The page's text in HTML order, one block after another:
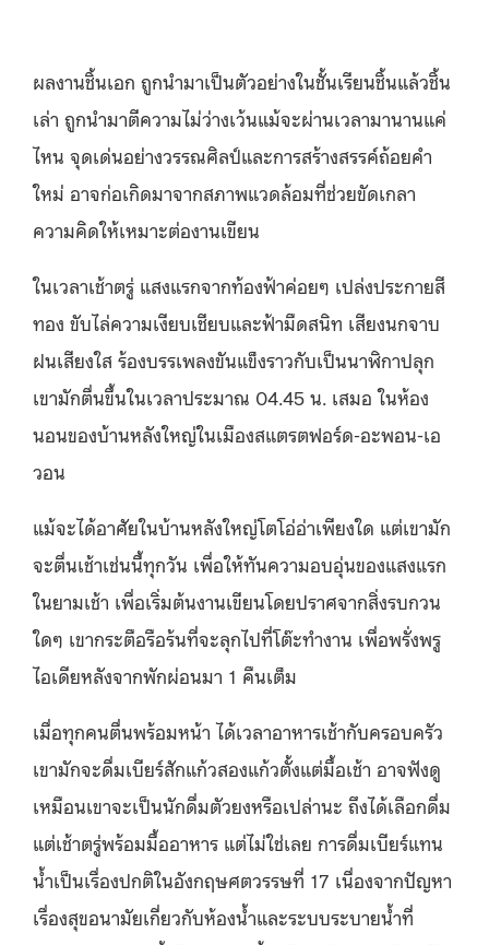
ผลงานชิ้นเอก ถูกนำมาเป็นตัวอย่างในชั้นเรียนชิ้นแล้วชิ้น
เล่า ถูกนำมาตีความไม่ว่างเว้นแม้จะผ่านเวลามานานแค่
ไหน จุดเด่นอย่างวรรณศิลป์และการสร้างสรรค์ถ้อยคำ
ใหม่ อาจก่อเกิดมาจากสภาพแวดล้อมที่ช่วยขัดเกลา
ความคิดให้เหมาะต่องานเขียน
ในเวลาเช้าตรู่ แสงแรกจากท้องฟ้าค่อยๆ เปล่งประกายสี
ทอง ขับไล่ความเงียบเชียบและฟ้ามืดสนิท เสียงนกจาบ
ฝนเสียงใส ร้องบรรเพลงขันแข็งราวกับเป็นนาฬิกาปลุก
เขามักตื่นขึ้นในเวลาประมาณ 04.45 น. เสมอ ในห้อง
นอนของบ้านหลังใหญ่ในเมืองสแตรตฟอร์ด-อะพอน-เอ
วอน
แม้จะได้อาศัยในบ้านหลังใหญ่โตโอ่อ่าเพียงใด แต่เขามัก
จะตื่นเช้าเช่นนี้ทุกวัน เพื่อให้ทันความอบอุ่นของแสงแรก
ในยามเช้า เพื่อเริ่มต้นงานเขียนโดยปราศจากสิ่งรบกวน
ใดๆ เขากระตือรือร้นที่จะลุกไปที่โต๊ะทำงาน เพื่อพรั่งพรู
ไอเดียหลังจากพักผ่อนมา 1 คืนเต็ม
เมื่อทุกคนตื่นพร้อมหน้า ได้เวลาอาหารเช้ากับครอบครัว
เขามักจะดื่มเบียร์สักแก้วสองแก้วตั้งแต่มื้อเช้า อาจฟังดู
เหมือนเขาจะเป็นนักดื่มตัวยงหรือเปล่านะ ถึงได้เลือกดื่ม
แต่เช้าตรู่พร้อมมื้ออาหาร แต่ไม่ใช่เลย การดื่มเบียร์แทน
น้ำเป็นเรื่องปกติในอังกฤษศตวรรษที่ 17 เนื่องจากปัญหา
เรื่องสุขอนามัยเกี่ยวกับห้องน้ำและระบบระบายน้ำที่